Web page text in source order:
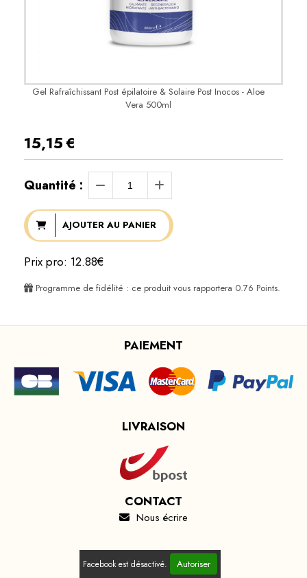
Gel Rafraîchissant Post épilatoire & Solaire Post Inocos - Aloe
Vera 500ml
15,15€
Quantité :
AJOUTER AU PANIER
Prix pro: 12.88€
Programme de fidélité : ce produit vous rapportera 0.76 Points.
PAIEMENT
LIVRAISON
CONTACT
 Nous écrire
Facebook est désactivé. Autoriser